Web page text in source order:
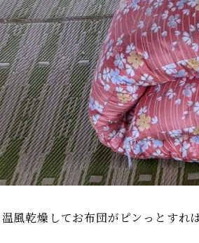
風乾燥してお布団がピンっとすれ